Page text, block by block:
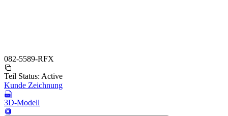
082-5589-RFX
Teil Status: Active
Kunde Zeichnung
3D-Modell